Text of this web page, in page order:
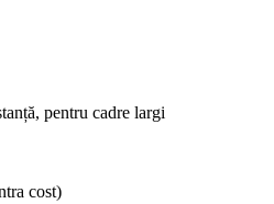
pentru cadre largi
cost)